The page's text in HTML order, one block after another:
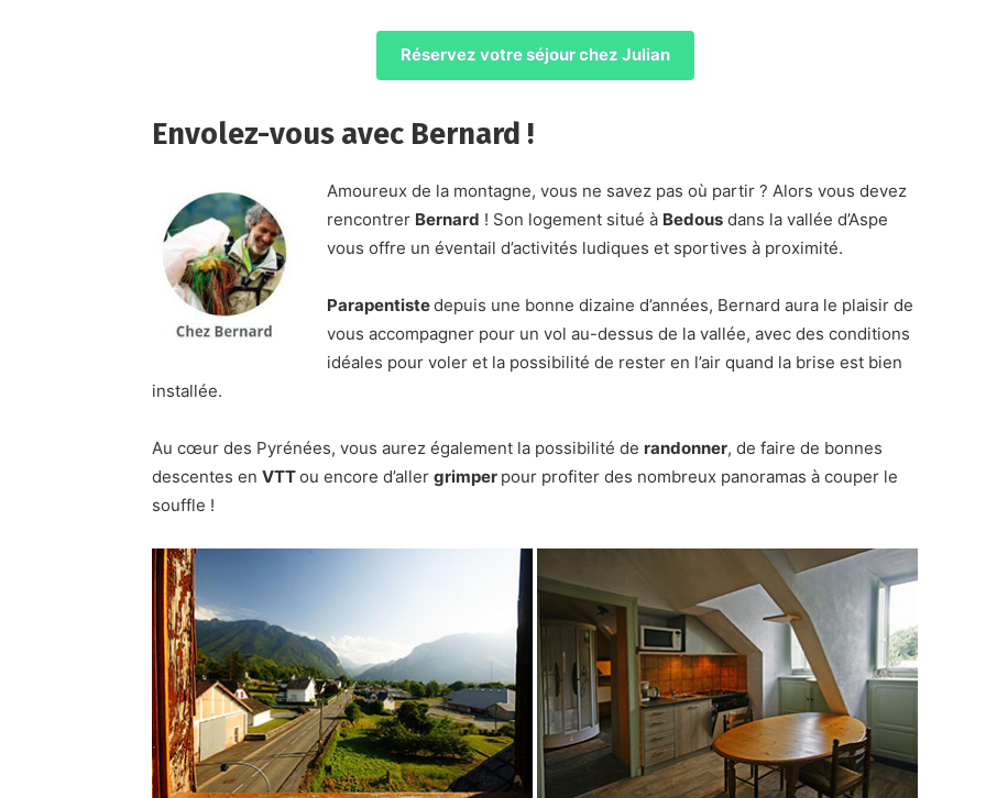
Réservez votre séjour chez Julian
Envolez-vous avec Bernard !
Amoureux de la montagne, vous ne savez pas où partir ? Alors vous devez
rencontrer Bernard ! Son logement situé à Bedous dans la vallée d’Aspe
vous offre un éventail d’activités ludiques et sportives à proximité.
Parapentistedepuis une bonne dizaine d’années, Bernard aura le plaisir de
vous accompagner pour un vol au-dessus de la vallée, avec des conditions
idéales pour voler et la possibilité de rester en l’air quand la brise est bien
installée.
Au cœur des Pyrénées, vous aurez également la possibilité de randonner, de faire de bonnes
descentes en VTTou encore d’aller grimper pour profiter des nombreux panoramas à couper le
souffle !